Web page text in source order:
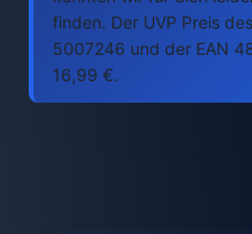
finden. Der UVP Preis
5007246 und der EAN
16,99 €.